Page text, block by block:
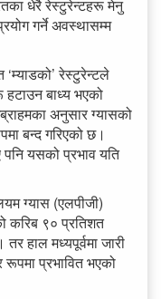
धेरै रेस्टुरेन्टहरू मेनु
गर्ने अवस्थासम्म
रेस्टुरेन्टले
बाध्य भएको
अनुसार ग्यासको
बन्द गरिएको छ।
यसको प्रभाव यति
ग्यास (एलपीजी)
करिब ९० प्रतिशत
हाल मध्यपूर्वमा जारी
रूपमा प्रभावित भएको